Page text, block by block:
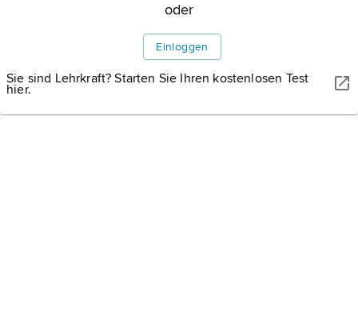
geleitet, dessen Sohn
seinen Großvater als Präsident 1945 ablöste.
Die Gesamtheit der technischen,
oder
Einloggen
Sie sind Lehrkraft? Starten Sie Ihren kostenlosen Test
hier.